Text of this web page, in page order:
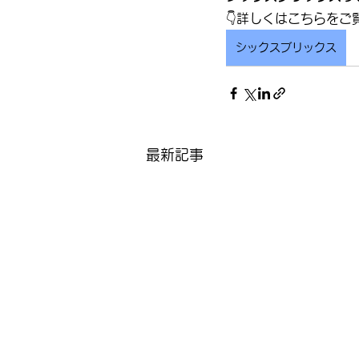
👇詳しくはこちらをご
シックスブリックス
最新記事